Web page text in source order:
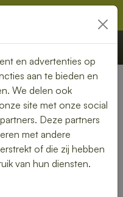
Bestellen
en snel
kantoor
en advertenties op
aan te bieden en
We delen ook
site met onze social
Deze partners
met andere
of die zij hebben
van hun diensten.